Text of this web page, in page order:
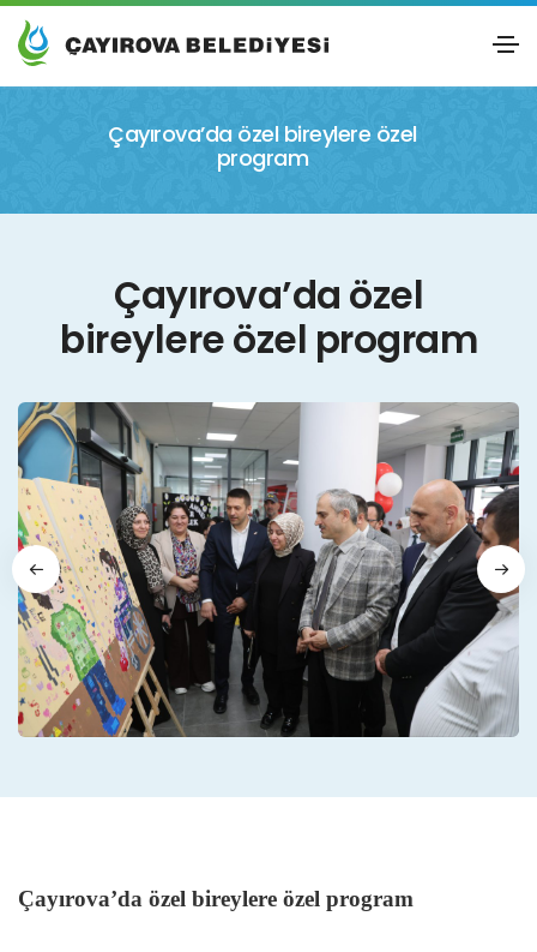
Çayırova’da özel bireylere özel
program
Çayırova’da özel
bireylere özel program
Çayırova’da özel bireylere özel program